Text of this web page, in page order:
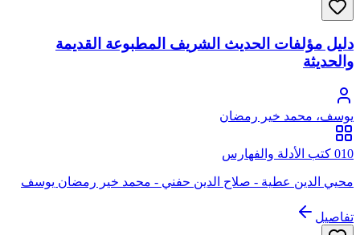
دليل مؤلفات الحديث الشريف المطبوعة القديمة
والحديثة
يوسف، محمد خير رمضان
010 كتب الأدلة والفهارس
محيي الدين عطية - صلاح الدين حفني - محمد خير رمضان يوسف
تفاصيل